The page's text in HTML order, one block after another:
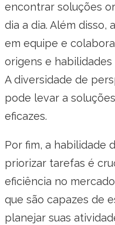
encontrar soluções
dia a dia. Além disso,
em equipe e
origens e habilidades
A diversidade de
pode levar a
eficazes.
Por fim, a habilidade
priorizar tarefas é
eficiência no
que são capazes de
planejar suas